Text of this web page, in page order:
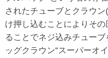
されたチューブとクラウ
け押し込むことによりそ
ることでネジ込みチュー
ッグクラウン“スーパーオ